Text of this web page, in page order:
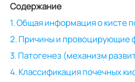
Содержание
1. Общая информация о кисте
2. Причины и провоцирующие
3. Патогенез (механизм
4. Классификация почечных